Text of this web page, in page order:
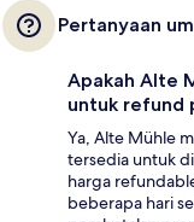
Pertanyaan
Apakah Alte
untuk refund
Ya, Alte Mühle
tersedia untuk
harga
beberapa hari